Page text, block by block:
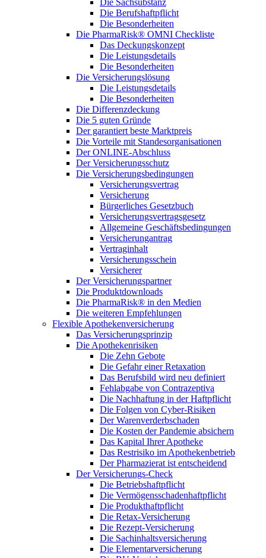
Die Sachsubstanz
Die Berufshaftpflicht
Die Besonderheiten
Die PharmaRisk® OMNI Checkliste
Das Deckungskonzept
Die Leistungsdetails
Die Besonderheiten
Die Versicherungslösung
Die Leistungsdetails
Die Besonderheiten
Die Differenzdeckung
Die 5 guten Gründe
Der garantiert beste Marktpreis
Die Vorteile mit Standesorganisationen
Der ONLINE-Abschluss
Der Versicherungsschutz
Die Versicherungsbedingungen
Versicherungsvertrag
Versicherung
Bürgerliches Gesetzbuch
Versicherungsvertragsgesetz
Allgemeine Geschäftsbedingungen
Versicherungantrag
Vertraginhalt
Versicherungsschein
Versicherer
Der Versicherungspartner
Die Produktdownloads
Die PharmaRisk® in den Medien
Die weiteren Empfehlungen
Flexible Apothekenversicherung
Das Versicherungsprinzip
Die Apothekenrisiken
Die Zehn Gebote
Die Gefahr einer Retaxation
Das Berufsbild wird neu definiert
Fehlabgabe von Contrazeptiva
Die Nachhaftung in der Haftpflicht
Die Folgen von Cyber-Risiken
Der Warenverderbschaden
Die Kosten der Pandemie absichern
Das Kapital Ihrer Apotheke
Das Restrisiko im Apothekenbetrieb
Der Pharmazierat ist entscheidend
Der Versicherungs-Check
Die Betriebshaftpflicht
Die Vermögensschadenhaftpflicht
Die Produkthaftpflicht
Die Retax-Versicherung
Die Rezept-Versicherung
Die Sachinhaltsversicherung
Die Elementarversicherung